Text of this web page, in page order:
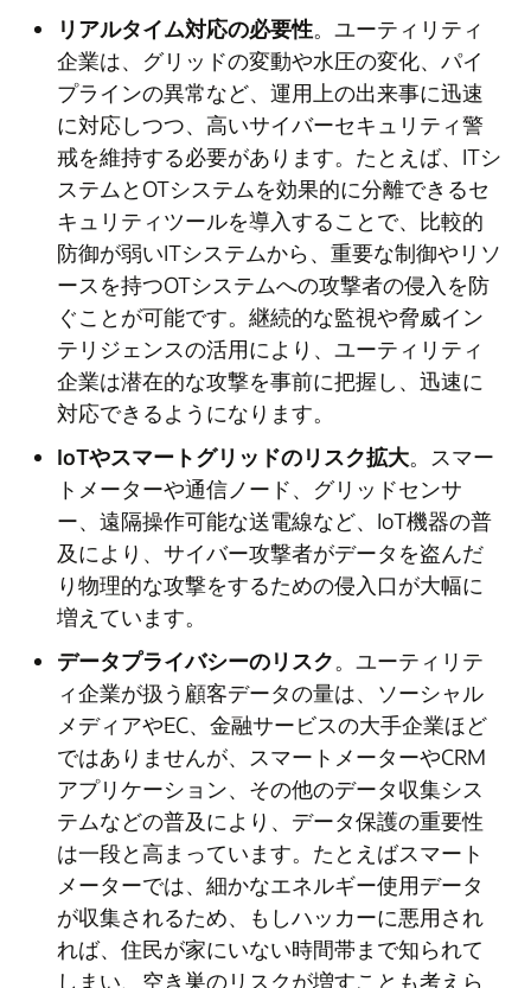
リアルタイム対応の必要性。ユーティリティ
企業は、グリッドの変動や水圧の変化、パイ
プラインの異常など、運用上の出来事に迅速
に対応しつつ、高いサイバーセキュリティ警
戒を維持する必要があります。たとえば、ITシ
ステムとOTシステムを効果的に分離できるセ
キュリティツールを導入することで、比較的
防御が弱いITシステムから、重要な制御やリソ
ースを持つOTシステムへの攻撃者の侵入を防
ぐことが可能です。継続的な監視や脅威イン
テリジェンスの活用により、ユーティリティ
企業は潜在的な攻撃を事前に把握し、迅速に
対応できるようになります。
IoTやスマートグリッドのリスク拡大。スマー
トメーターや通信ノード、グリッドセンサ
ー、遠隔操作可能な送電線など、IoT機器の普
及により、サイバー攻撃者がデータを盗んだ
り物理的な攻撃をするための侵入口が大幅に
増えています。
データプライバシーのリスク。ユーティリテ
ィ企業が扱う顧客データの量は、ソーシャル
メディアやEC、金融サービスの大手企業ほど
ではありませんが、スマートメーターやCRM
アプリケーション、その他のデータ収集シス
テムなどの普及により、データ保護の重要性
は一段と高まっています。たとえばスマート
メーターでは、細かなエネルギー使用データ
が収集されるため、もしハッカーに悪用され
れば、住民が家にいない時間帯まで知られて
しまい、空き巣のリスクが増すことも考えら